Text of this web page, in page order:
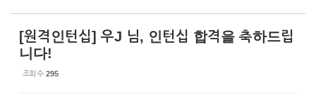
[원격인턴십] 우J 님, 인턴십 합격을 축하드립
니다!
조회 수 295